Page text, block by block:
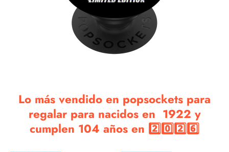
Lo más vendido en popsockets para
regalar para nacidos en 1922 y
cumplen 104 años en 2️⃣0️⃣2️⃣6️⃣